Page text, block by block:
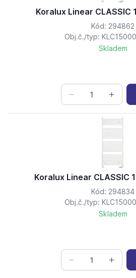
Koralux Linear CLASSIC
Kód: 294862
Obj.č./typ:
Skladem
Koralux Linear CLASSIC
Kód: 294834
Obj.č./typ:
Skladem